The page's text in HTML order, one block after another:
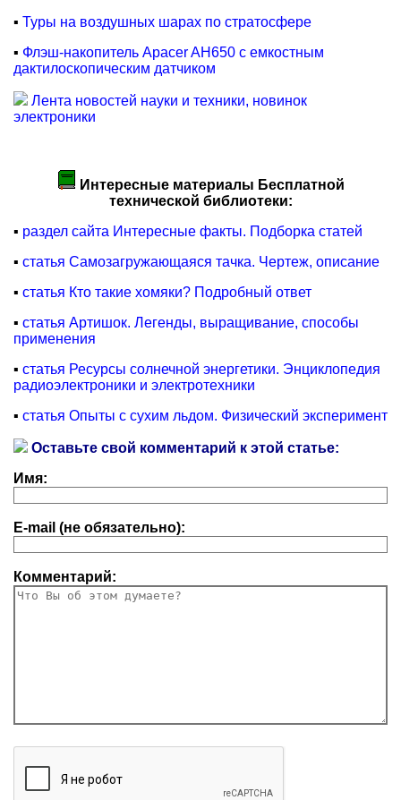
▪ Туры на воздушных шарах по стратосфере
▪ Флэш-накопитель Apacer AH650 с емкостным
дактилоскопическим датчиком
Лента новостей науки и техники, новинок
электроники
Интересные материалы Бесплатной
технической библиотеки:
▪ раздел сайта Интересные факты. Подборка статей
▪ статья Самозагружающаяся тачка. Чертеж, описание
▪ статья Кто такие хомяки? Подробный ответ
▪ статья Артишок. Легенды, выращивание, способы
применения
▪ статья Ресурсы солнечной энергетики. Энциклопедия
радиоэлектроники и электротехники
▪ статья Опыты с сухим льдом. Физический эксперимент
Оставьте свой комментарий к этой статье:
Имя:
E-mail (не обязательно):
Комментарий: